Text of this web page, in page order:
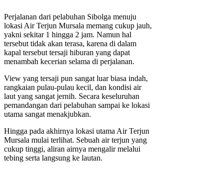
Perjalanan dari pelabuhan Sibolga menuju
lokasi Air Terjun Mursala memang cukup jauh,
yakni sekitar 1 hingga 2 jam. Namun hal
tersebut tidak akan terasa, karena di dalam
kapal tersebut tersaji hiburan yang dapat
menambah kecerian selama di perjalanan.
View yang tersaji pun sangat luar biasa indah,
rangkaian pulau-pulau kecil, dan kondisi air
laut yang sangat jernih. Secara keseluruhan
pemandangan dari pelabuhan sampai ke lokasi
utama sangat menakjubkan.
Hingga pada akhirnya lokasi utama Air Terjun
Mursala mulai terlihat. Sebuah air terjun yang
cukup tinggi, aliran airnya mengalir melalui
tebing serta langsung ke lautan.